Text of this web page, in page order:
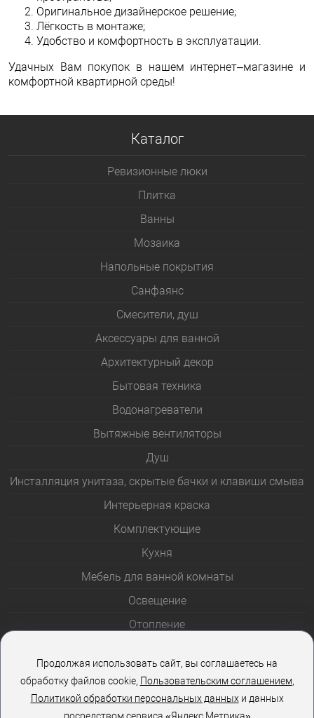
Оригинальное дизайнерское решение;
Лёгкость в монтаже;
Удобство и комфортность в эксплуатации.
Удачных Вам покупок в нашем интернет–магазине и
комфортной квартирной среды!
Каталог
Ревизионные люки
Плитка
Bанны
Мозаика
Напольные покрытия
Санфаянс
Смесители, душ
Аксессуары для ванной
Архитектурный декор
Бытовая техника
Водонагреватели
Вытяжные вентиляторы
Душ
Инсталляция унитаза, скрытые бачки и клавиши смыва
Интерьерная краска
Комплектующие
Кухня
Мебель для ванной комнаты
Освещение
Отопление
Розетки и выключатели
Стеклоблоки
Продолжая использовать сайт, вы соглашаетесь на
обработку файлов cookie, Пользовательским соглашением,
Политикой обработки персональных данныхи данных